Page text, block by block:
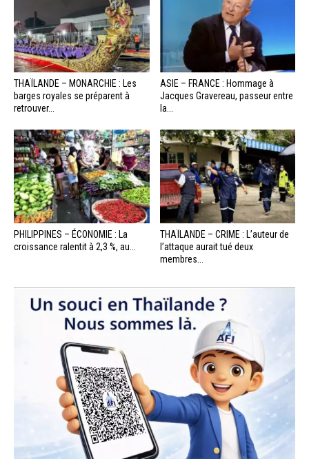
THAÏLANDE – MONARCHIE : Les
barges royales se préparent à
retrouver...
ASIE – FRANCE : Hommage à
Jacques Gravereau, passeur entre
la...
PHILIPPINES – ÉCONOMIE : La
croissance ralentit à 2,3 %, au...
THAÏLANDE – CRIME : L’auteur de
l’attaque aurait tué deux
membres...